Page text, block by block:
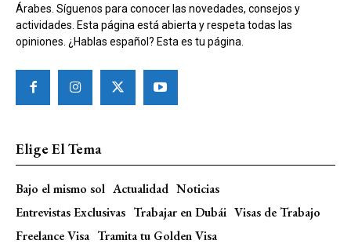
Árabes. Síguenos para conocer las novedades, consejos y
actividades. Esta página está abierta y respeta todas las
opiniones. ¿Hablas español? Esta es tu página.
Elige El Tema
Bajo el mismo sol Actualidad Noticias
Entrevistas Exclusivas Trabajar en Dubái Visas de Trabajo
Freelance Visa Tramita tu Golden Visa